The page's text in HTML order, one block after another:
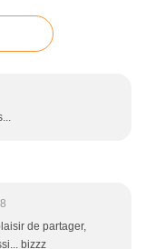
de partager,
bizzz